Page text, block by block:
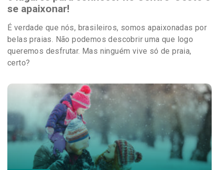
se apaixonar!
É verdade que nós, brasileiros, somos apaixonadas por
belas praias. Não podemos descobrir uma que logo
queremos desfrutar. Mas ninguém vive só de praia,
certo?